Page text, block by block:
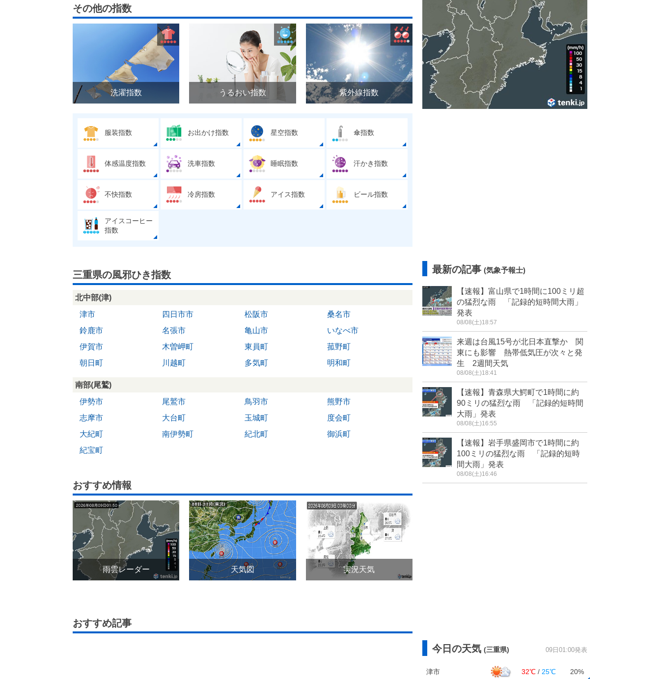
その他の指数
洗濯指数 うるおい指数 紫外線指数
服装指数 お出かけ指数 星空指数 傘指数
体感温度指数 洗車指数 睡眠指数 汗かき指数
不快指数 冷房指数 アイス指数 ビール指数
アイスコーヒー
指数
三重県の風邪ひき指数
北中部(津)
津市
四日市市 松阪市
桑名市
鈴鹿市
名張市 亀山市
いなべ市
伊賀市
木曽岬町 東員町
菰野町
朝日町
川越町 多気町 明和町
南部(尾鷲)
伊勢市
尾鷲市 鳥羽市
熊野市
志摩市
大台町 玉城町
度会町
大紀町
南伊勢町 紀北町
御浜町
紀宝町
おすすめ情報
雨雲レーダー 天気図 実況天気
おすすめ記事
最新の記事 (気象予報士)
【速報】富山県で1時間に100ミリ超
の猛烈な雨 「記録的短時間大雨」
発表
08/08(土)18:57
来週は台風15号が北日本直撃か 関
東にも影響 熱帯低気圧が次々と発
生 2週間天気
08/08(土)18:41
【速報】青森県大鰐町で1時間に約
90ミリの猛烈な雨 「記録的短時間
大雨」発表
08/08(土)16:55
【速報】岩手県盛岡市で1時間に約
100ミリの猛烈な雨 「記録的短時
間大雨」発表
08/08(土)16:46
今日の天気 (三重県) 09日01:00発表
津市 32℃ / 25℃ 20%